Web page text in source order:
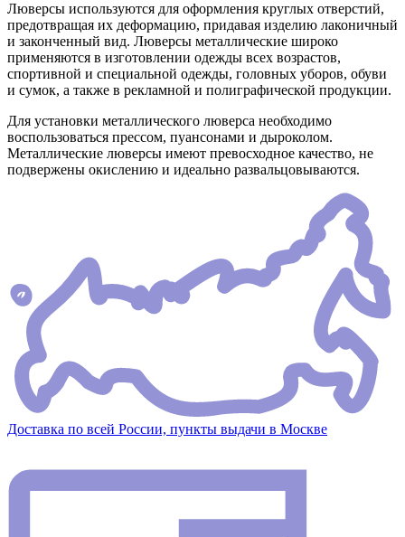
Люверсы используются для оформления круглых отверстий,
предотвращая их деформацию, придавая изделию лаконичный
и законченный вид. Люверсы металлические широко
применяются в изготовлении одежды всех возрастов,
спортивной и специальной одежды, головных уборов, обуви
и сумок, а также в рекламной и полиграфической продукции.
Для установки металлического люверса необходимо
воспользоваться прессом, пуансонами и дыроколом.
Металлические люверсы имеют превосходное качество, не
подвержены окислению и идеально развальцовываются.
Доставка по всей России, пункты выдачи в Москве